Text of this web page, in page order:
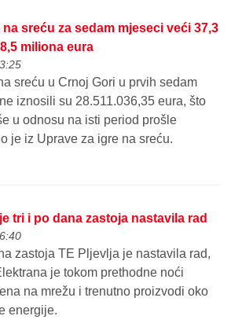
sreću za sedam mjeseci veći 37,3
miliona eura
sreću u Crnoj Gori u prvih sedam
iznosili su 28.511.036,35 eura, što
u odnosu na isti period prošle
je iz Uprave za igre na sreću.
tri i po dana zastoja nastavila rad
zastoja TE Pljevlja je nastavila rad,
je tokom prethodne noći
na mrežu i trenutno proizvodi oko
energije.